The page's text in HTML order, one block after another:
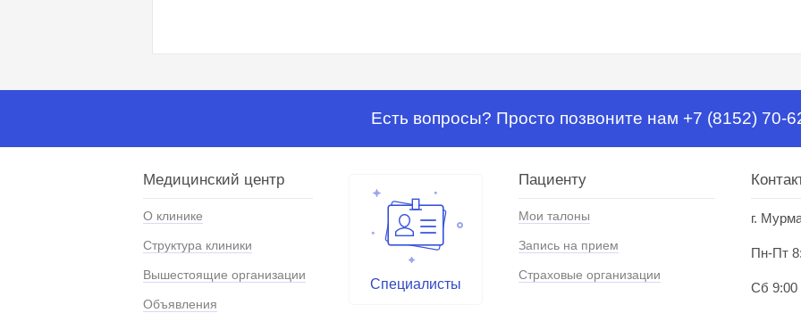
Есть вопросы? Просто позвоните нам +7 (8152) 70-
Медицинский центр
О клинике
Структура клиники
Вышестоящие организации
Объявления
Специалисты
Пациенту
Мои талоны
Запись на прием
Страховые организации
г.
Пн-Пт
Сб 9:00